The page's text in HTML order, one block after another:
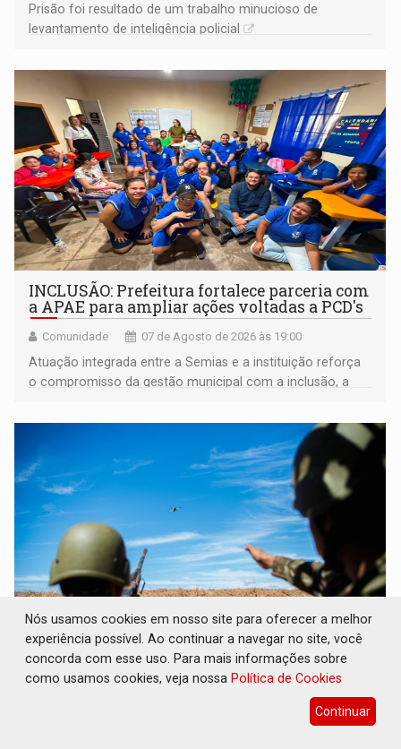
Prisão foi resultado de um trabalho minucioso de
levantamento de inteligência policial
INCLUSÃO: Prefeitura fortalece parceria com
a APAE para ampliar ações voltadas a PCD's
Comunidade 07 de Agosto de 2026 às 19:00
Atuação integrada entre a Semias e a instituição reforça
o compromisso da gestão municipal com a inclusão, a
DEFESA: Exército testa inovações no
combate a drones durante exercício
antiaéreo
Nós usamos cookies em nosso site para oferecer a melhor
experiência possível. Ao continuar a navegar no site, você
concorda com esse uso. Para mais informações sobre
como usamos cookies, veja nossa Política de Cookies
Continuar